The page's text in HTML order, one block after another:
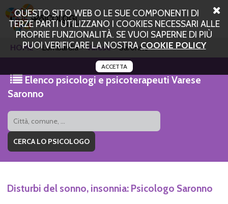
QUESTO SITO WEB O LE SUE COMPONENTI DI
TERZE PARTI UTILIZZANO I COOKIES NECESSARI ALLE
PROPRIE FUNZIONALITÀ. SE VUOI SAPERNE DI PIÙ
PUOI VERIFICARE LA NOSTRACOOKIE POLICY
ACCETTA
HOME Lombardia Varese Saronno
Elenco psicologi e psicoterapeuti Varese
Saronno
Disturbi del sonno, insonnia: Psicologo Saronno